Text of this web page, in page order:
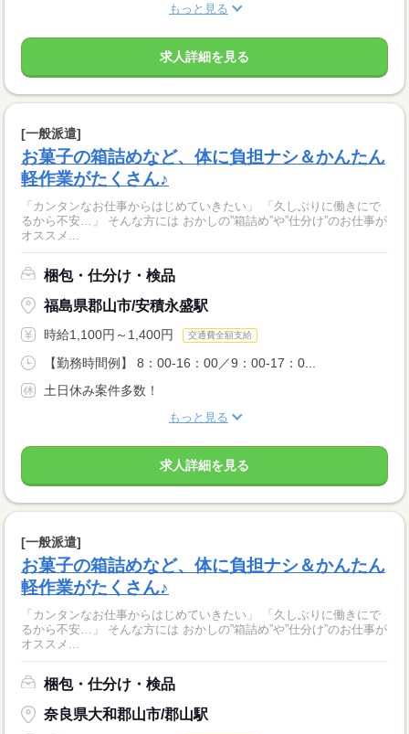
もっと見る
求人詳細を見る
[一般派遣]
お菓子の箱詰めなど、体に負担ナシ＆かんたん
軽作業がたくさん♪
「カンタンなお仕事からはじめていきたい」 「久しぶりに働きにで
るから不安…」 そんな方には おかしの”箱詰め”や”仕分け”のお仕事が
オススメ...
梱包・仕分け・検品
福島県郡山市/安積永盛駅
時給1,100円～1,400円 交通費全額支給
【勤務時間例】 8：00-16：00／9：00-17：0...
土日休み案件多数！
もっと見る
求人詳細を見る
[一般派遣]
お菓子の箱詰めなど、体に負担ナシ＆かんたん
軽作業がたくさん♪
「カンタンなお仕事からはじめていきたい」 「久しぶりに働きにで
るから不安…」 そんな方には おかしの”箱詰め”や”仕分け”のお仕事が
オススメ...
梱包・仕分け・検品
奈良県大和郡山市/郡山駅